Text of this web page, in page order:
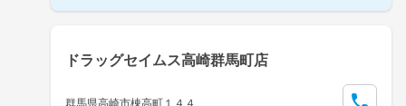
ドラッグセイムス高崎群馬町店
群馬県高崎市棟高町１４４